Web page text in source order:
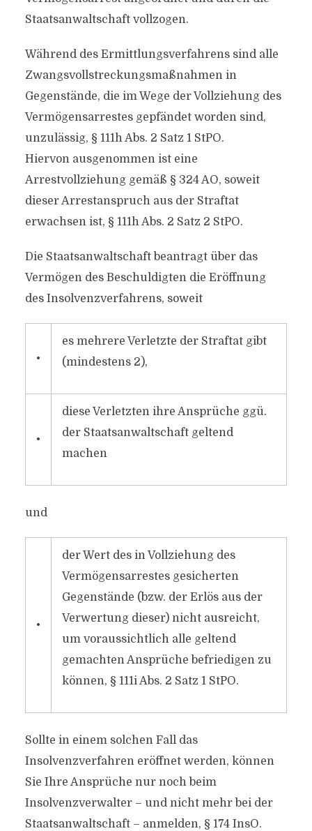
Staatsanwaltschaft vollzogen.
Während des Ermittlungsverfahrens sind alle
Zwangsvollstreckungsmaßnahmen in
Gegenstände, die im Wege der Vollziehung des
Vermögensarrestes gepfändet worden sind,
unzulässig, § 111h Abs. 2 Satz 1 StPO.
Hiervon ausgenommen ist eine
Arrestvollziehung gemäß § 324 AO, soweit
dieser Arrestanspruch aus der Straftat
erwachsen ist, § 111h Abs. 2 Satz 2 StPO.
Die Staatsanwaltschaft beantragt über das
Vermögen des Beschuldigten die Eröffnung
des Insolvenzverfahrens, soweit
•
es mehrere Verletzte der Straftat gibt
(mindestens 2),
•
diese Verletzten ihre Ansprüche ggü.
der Staatsanwaltschaft geltend
machen
und
•
der Wert des in Vollziehung des
Vermögensarrestes gesicherten
Gegenstände (bzw. der Erlös aus der
Verwertung dieser) nicht ausreicht,
um voraussichtlich alle geltend
gemachten Ansprüche befriedigen zu
können, § 111i Abs. 2 Satz 1 StPO.
Sollte in einem solchen Fall das
Insolvenzverfahren eröffnet werden, können
Sie Ihre Ansprüche nur noch beim
Insolvenzverwalter – und nicht mehr bei der
Staatsanwaltschaft – anmelden, § 174 InsO.